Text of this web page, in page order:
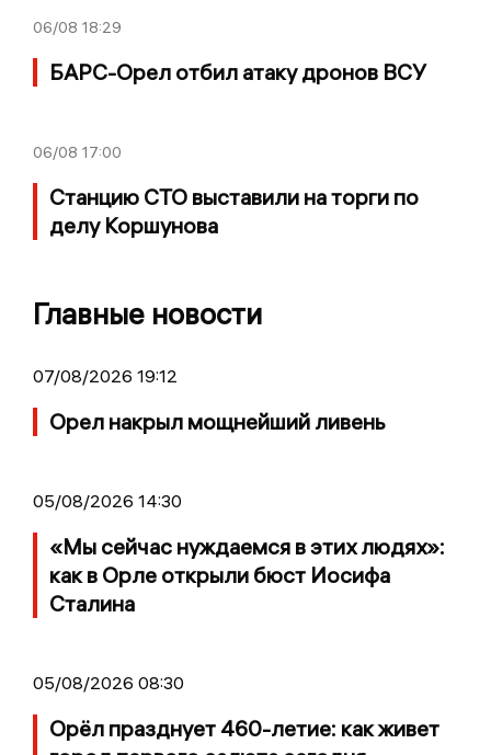
06/08 18:29
БАРС-Орел отбил атаку дронов ВСУ
06/08 17:00
Станцию СТО выставили на торги по
делу Коршунова
Главные новости
07/08/2026 19:12
Орел накрыл мощнейший ливень
05/08/2026 14:30
«Мы сейчас нуждаемся в этих людях»:
как в Орле открыли бюст Иосифа
Сталина
05/08/2026 08:30
Орёл празднует 460-летие: как живет